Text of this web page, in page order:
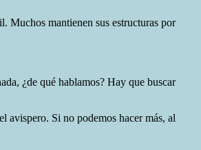
Muchos mantienen sus estructuras por
¿de qué hablamos? Hay que buscar
avispero. Si no podemos hacer más, al